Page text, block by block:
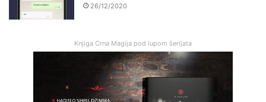
26/12/2020
Knjiga Crna Magija pod lupom šerijata